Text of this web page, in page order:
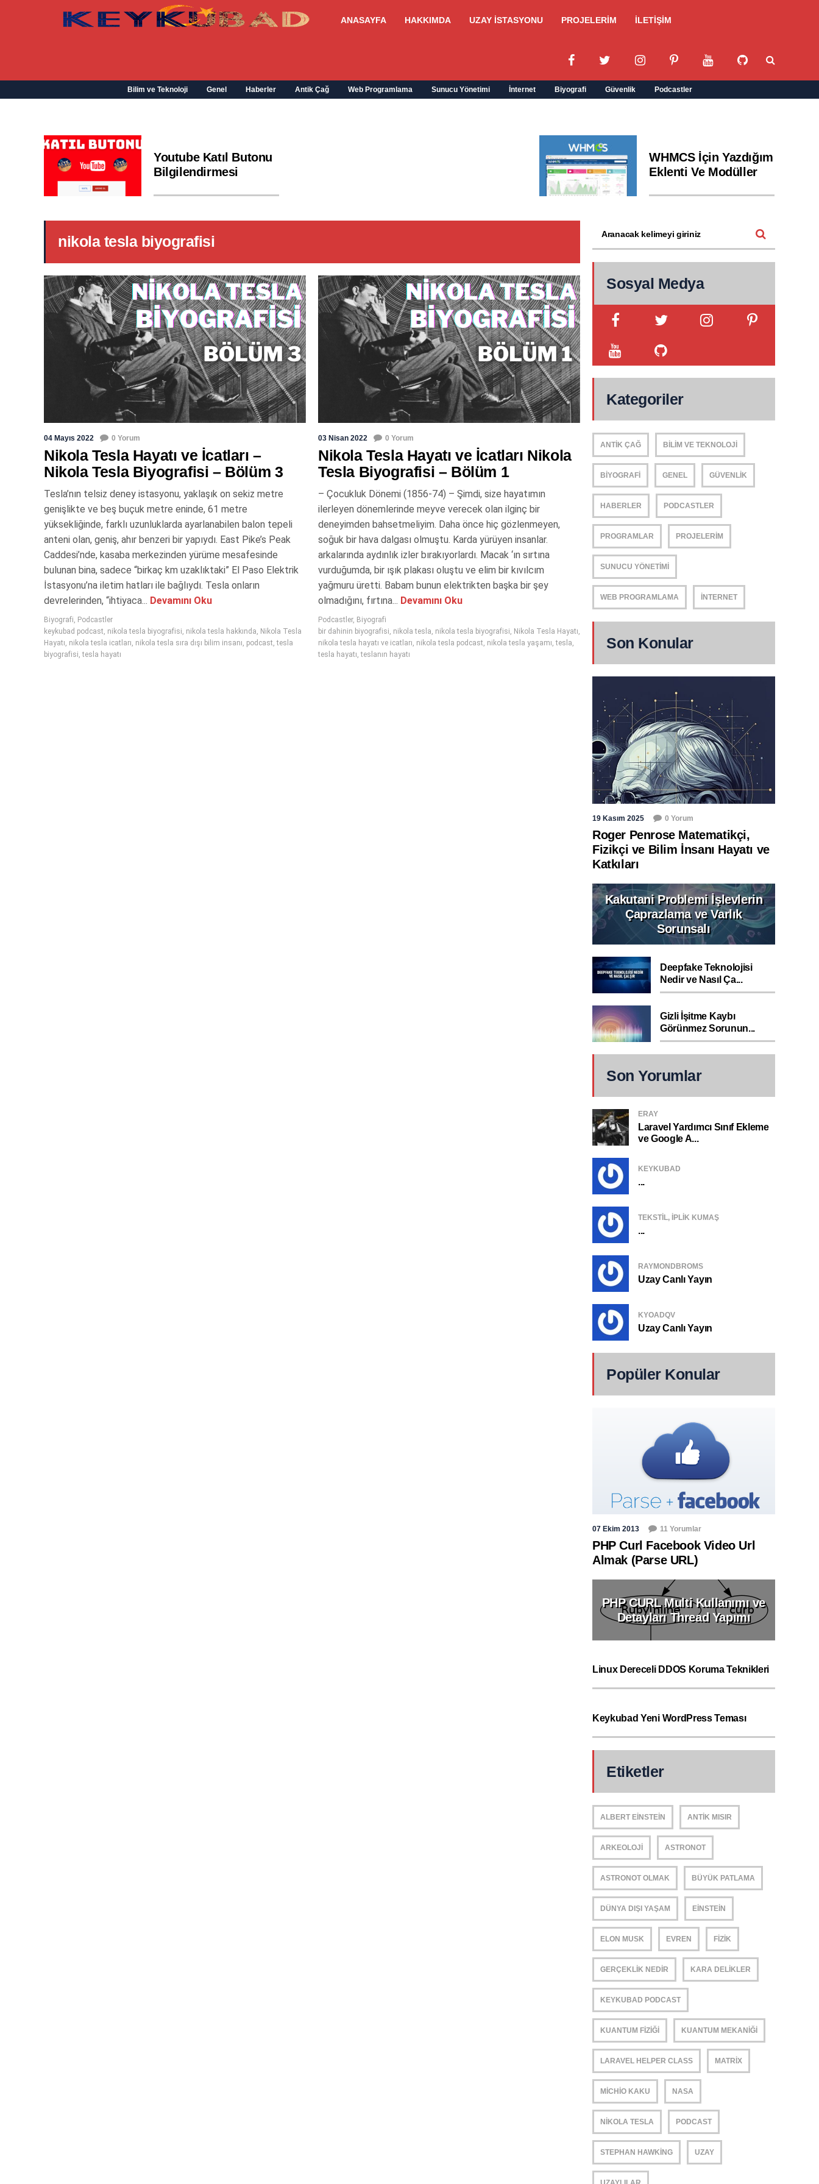
ANASAYFA HAKKIMDA UZAY İSTASYONU PROJELERİM İLETİŞİM
Bilim ve Teknoloji Genel Haberler Antik Çağ Web Programlama Sunucu Yönetimi İnternet Biyografi Güvenlik Podcastler
Youtube Katıl Butonu
Bilgilendirmesi
WHMCS İçin Yazdığım
Eklenti Ve Modüller
nikola tesla biyografisi
04 Mayıs 2022 0 Yorum
Nikola Tesla Hayatı ve İcatları –
Nikola Tesla Biyografisi – Bölüm 3
Tesla’nın telsiz deney istasyonu, yaklaşık on sekiz metre
genişlikte ve beş buçuk metre eninde, 61 metre
yüksekliğinde, farklı uzunluklarda ayarlanabilen balon tepeli
anteni olan, geniş, ahır benzeri bir yapıydı. East Pike’s Peak
Caddesi’nde, kasaba merkezinden yürüme mesafesinde
bulunan bina, sadece “birkaç km uzaklıktaki” El Paso Elektrik
İstasyonu’na iletim hatları ile bağlıydı. Tesla onların
devrelerinden, “ihtiyaca... Devamını Oku
Biyografi, Podcastler
keykubad podcast, nikola tesla biyografisi, nikola tesla hakkında, Nikola Tesla
Hayatı, nikola tesla icatları, nikola tesla sıra dışı bilim insanı, podcast,tesla
biyografisi,tesla hayatı
03 Nisan 2022 0 Yorum
Nikola Tesla Hayatı ve İcatları Nikola
Tesla Biyografisi – Bölüm 1
– Çocukluk Dönemi (1856-74) – Şimdi, size hayatımın
ilerleyen dönemlerinde meyve verecek olan ilginç bir
deneyimden bahsetmeliyim. Daha önce hiç gözlenmeyen,
soğuk bir hava dalgası olmuştu. Karda yürüyen insanlar.
arkalarında aydınlık izler bırakıyorlardı. Macak ‘ın sırtına
vurduğumda, bir ışık plakası oluştu ve elim bir kıvılcım
yağmuru üretti. Babam bunun elektrikten başka bir şey
olmadığını, fırtına... Devamını Oku
Podcastler, Biyografi
bir dahinin biyografisi, nikola tesla, nikola tesla biyografisi, Nikola Tesla Hayatı,
nikola tesla hayatı ve icatları, nikola tesla podcast, nikola tesla yaşamı,tesla,
tesla hayatı,teslanın hayatı
Sosyal Medya
Kategoriler
ANTIK ÇAĞ BILIM VE TEKNOLOJI
BIYOGRAFI GENEL GÜVENLIK
HABERLER PODCASTLER
PROGRAMLAR PROJELERIM
SUNUCU YÖNETIMI
WEB PROGRAMLAMA İNTERNET
Son Konular
19 Kasım 2025 0 Yorum
Roger Penrose Matematikçi,
Fizikçi ve Bilim İnsanı Hayatı ve
Katkıları
Kakutani Problemi İşlevlerin
Çaprazlama ve Varlık
Sorunsalı
Deepfake Teknolojisi
Nedir ve Nasıl Ça...
Gizli İşitme Kaybı
Görünmez Sorunun...
Son Yorumlar
ERAY
Laravel Yardımcı Sınıf Ekleme
ve Google A...
KEYKUBAD
...
TEKSTIL, IPLIK KUMAŞ
...
RAYMONDBROMS
Uzay Canlı Yayın
KYOADQV
Uzay Canlı Yayın
Popüler Konular
07 Ekim 2013 11 Yorumlar
PHP Curl Facebook Video Url
Almak (Parse URL)
PHP CURL Multi Kullanımı ve
Detayları Thread Yapımı
Linux Dereceli DDOS Koruma Teknikleri
Keykubad Yeni WordPress Teması
Etiketler
ALBERT EINSTEIN ANTIK MISIR
ARKEOLOJI ASTRONOT
ASTRONOT OLMAK BÜYÜK PATLAMA
DÜNYA DIŞI YAŞAM EINSTEIN
ELON MUSK EVREN FIZIK
GERÇEKLIK NEDIR KARA DELIKLER
KEYKUBAD PODCAST
KUANTUM FIZIĞI KUANTUM MEKANIĞI
LARAVEL HELPER CLASS MATRIX
MICHIO KAKU NASA
NIKOLA TESLA PODCAST
STEPHAN HAWKING UZAY